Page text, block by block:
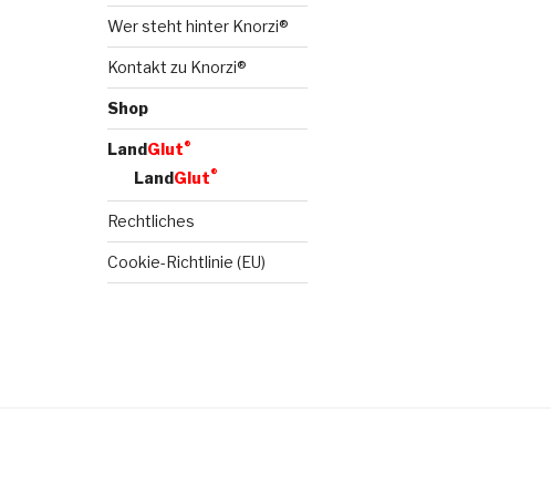
Wer steht hinter Knorzi®
Kontakt zu Knorzi®
Shop
LandGlut®
LandGlut®
Rechtliches
Cookie-Richtlinie (EU)